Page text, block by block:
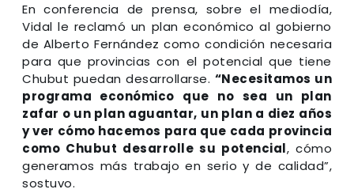
En conferencia de prensa, sobre el mediodía,
Vidal le reclamó un plan económico al gobierno
de Alberto Fernández como condición necesaria
para que provincias con el potencial que tiene
Chubut puedan desarrollarse. “Necesitamos un
programa económico que no sea un plan
zafar o un plan aguantar, un plan a diez años
y ver cómo hacemos para que cada provincia
como Chubut desarrolle su potencial, cómo
generamos más trabajo en serio y de calidad”,
sostuvo.